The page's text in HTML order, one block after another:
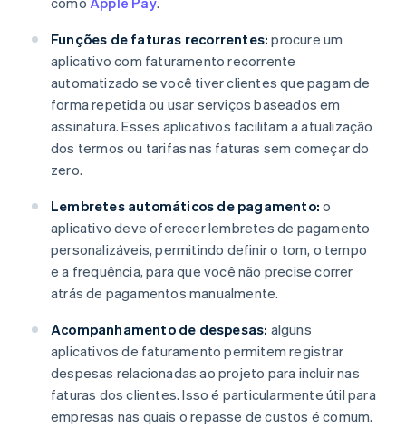
Funções de faturas recorrentes: procure um
aplicativo com faturamento recorrente
automatizado se você tiver clientes que pagam de
forma repetida ou usar serviços baseados em
assinatura. Esses aplicativos facilitam a atualização
dos termos ou tarifas nas faturas sem começar do
zero.
Lembretes automáticos de pagamento: o
aplicativo deve oferecer lembretes de pagamento
personalizáveis, permitindo definir o tom, o tempo
e a frequência, para que você não precise correr
atrás de pagamentos manualmente.
Acompanhamento de despesas: alguns
aplicativos de faturamento permitem registrar
despesas relacionadas ao projeto para incluir nas
faturas dos clientes. Isso é particularmente útil para
empresas nas quais o repasse de custos é comum.